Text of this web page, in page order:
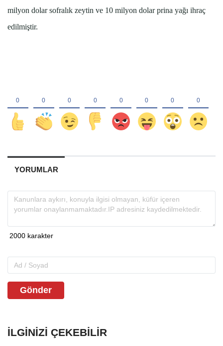
milyon dolar sofralık zeytin ve 10 milyon dolar prina yağı ihraç
edilmiştir.
YORUMLAR
Gönder
İLGINIZI ÇEKEBILIR